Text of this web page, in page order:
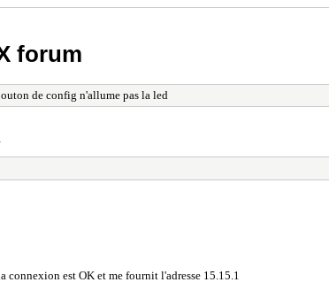
forum
de config n'allume pas la led
connexion est OK et me fournit l'adresse 15.15.1